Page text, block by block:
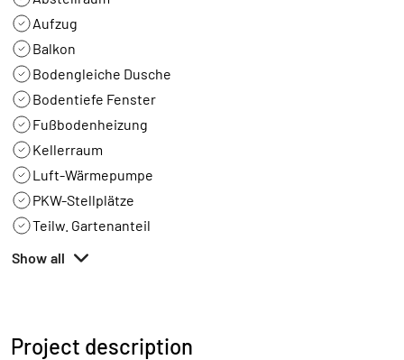
Aufzug
Balkon
Bodengleiche Dusche
Bodentiefe Fenster
Fußbodenheizung
Kellerraum
Luft-Wärmepumpe
PKW-Stellplätze
Teilw. Gartenanteil
Show all
Project description